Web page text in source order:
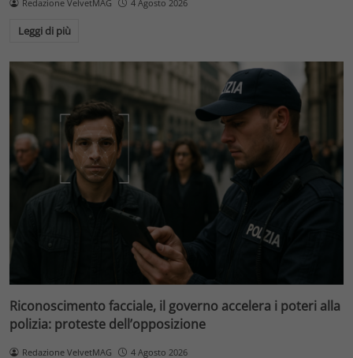
Redazione VelvetMAG 4 Agosto 2026
Leggi di più
Riconoscimento facciale, il governo accelera i poteri alla
polizia: proteste dell’opposizione
Redazione VelvetMAG 4 Agosto 2026